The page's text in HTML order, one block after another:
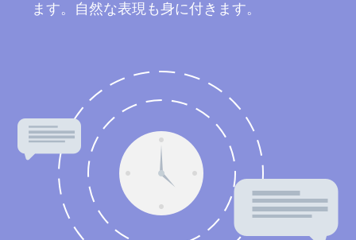
ます。自然な表現も身に付きます。